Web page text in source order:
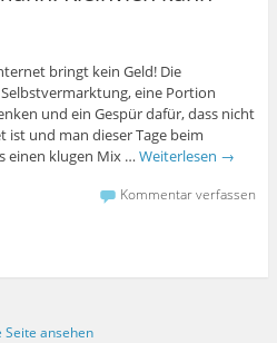
bringt kein Geld! Die
eine Portion
und ein Gespür dafür, dass nicht
ist und man dieser Tage beim
einen klugen Mix … Weiterlesen →
Kommentar verfassen
Seite ansehen